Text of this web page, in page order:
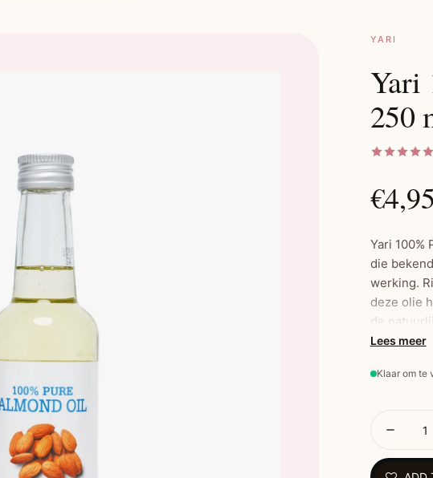
YARI
Yari
250
€4,95
Yari 100%
die
werking.
deze olie
de
de olie
natuurlijke
Lees meer
Klaar om te